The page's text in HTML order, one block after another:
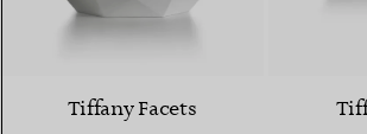
Tiffany Facets